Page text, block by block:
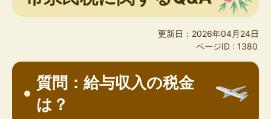
更新日：2026年04月24日
ページID : 1380
質問：給与収入の税金
は？